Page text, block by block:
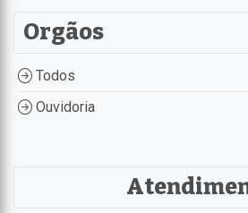
Orgãos
Todos
Ouvidoria